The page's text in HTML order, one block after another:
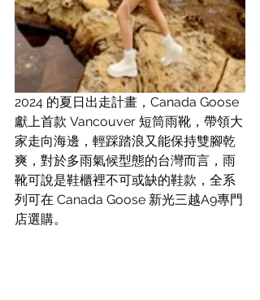
2024 的夏日出走計畫，Canada Goose
獻上首款 Vancouver 短筒雨靴，帶領大
家走向海邊，輕踩踏浪又能保持雙腳乾
爽，對於多雨氣候型態的台灣而言，雨
靴可說是鞋櫃裡不可或缺的鞋款，全系
列可在 Canada Goose 新光三越A9專門
店選購。